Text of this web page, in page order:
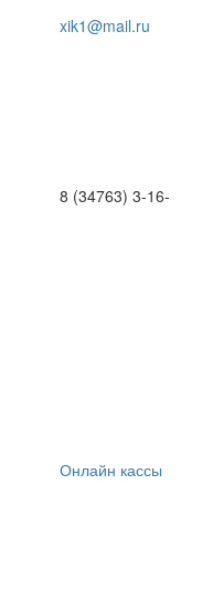
xik1@mail.ru
8 (34763) 3-16-
Онлайн кассы